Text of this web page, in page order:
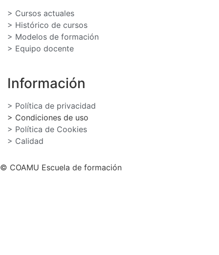
> Cursos actuales
> Histórico de cursos
> Modelos de formación
> Equipo docente
Información
> Política de privacidad
> Condiciones de uso
> Política de Cookies
> Calidad
© COAMU Escuela de formación